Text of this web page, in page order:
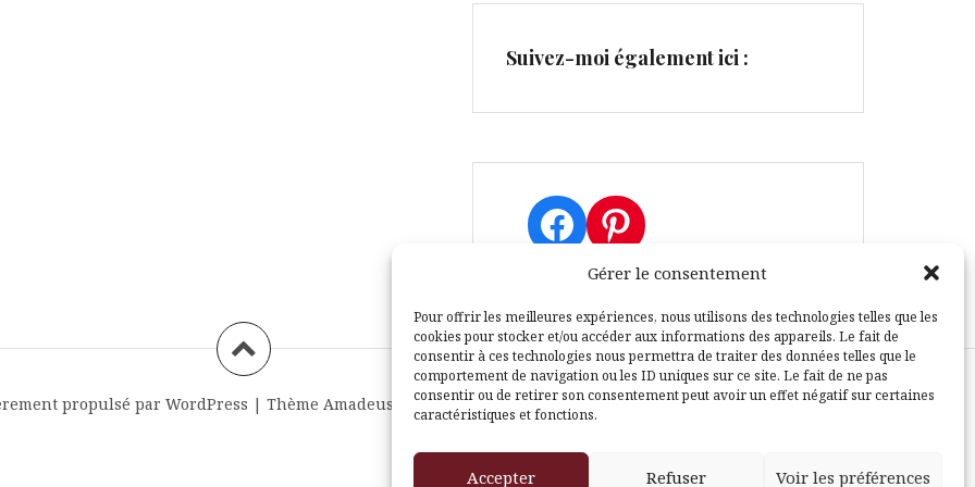
Gérer le consentement
Pour offrir les meilleures expériences, nous utilisons des technologies telles que les
cookies pour stocker et/ou accéder aux informations des appareils. Le fait de
consentir à ces technologies nous permettra de traiter des données telles que le
comportement de navigation ou les ID uniques sur ce site. Le fait de ne pas
consentir ou de retirer son consentement peut avoir un effet négatif sur certaines
caractéristiques et fonctions.
Accepter Refuser Voir les préférences
Suivez-moi également ici :
Facebook
Pinterest
propulsé par WordPress | Thème Amadeus par Themeisle